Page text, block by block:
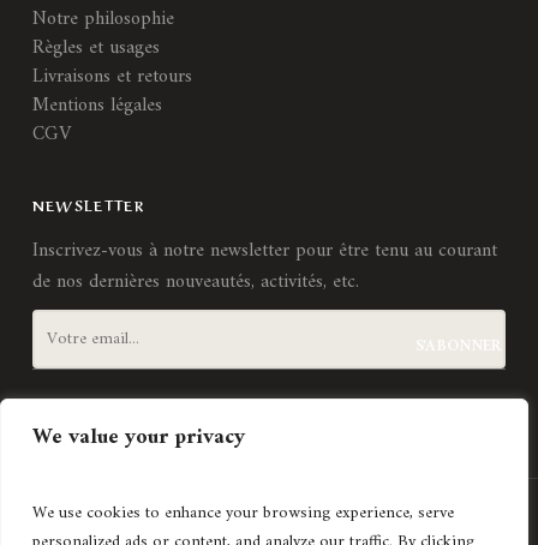
We value your privacy
We use cookies to enhance your browsing experience, serve
Notre philosophie
Règles et usages
Livraisons et retours
Mentions légales
CGV
NEWSLETTER
Inscrivez-vous à notre newsletter pour être tenu au courant
de nos dernières nouveautés, activités, etc.
Création de site internetAgence Lyonnaise © Copyright 2021